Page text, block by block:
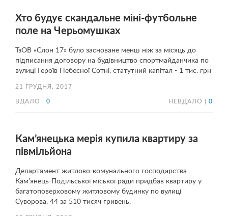
Хто будує скандальне міні-футбольне
поле на Черьомушках
ТзОВ «Слон 17» було засноване менш ніж за місяць до
підписання договору на будівництво спортмайданчика по
вулиці Героїв Небесної Сотні, статутний капітал - 1 тис. грн
21 ГРУДНЯ, 2017
ВДАЛО | 0 НЕВДАЛО | 0
Кам’янецька мерія купила квартиру за
півмільйона
Департамент житлово-комунального господарства
Кам’янець-Подільської міської ради придбав квартиру у
багатоповерховому житловому будинку по вулиці
Суворова, 44 за 510 тисяч гривень.